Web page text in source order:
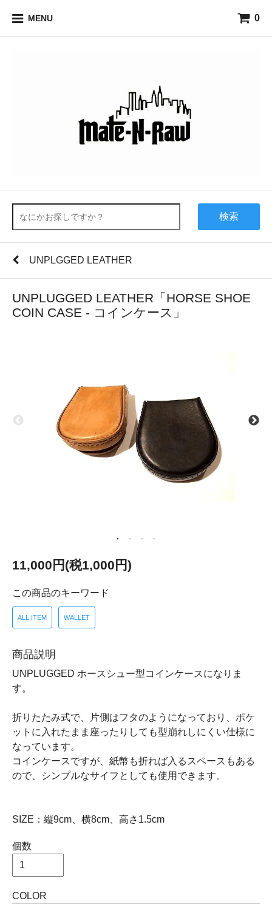
MENU 0
検索
UNPLGGED LEATHER
UNPLUGGED LEATHER「HORSE SHOE
COIN CASE - コインケース」
11,000円(税1,000円)
この商品のキーワード
ALL ITEM WALLET
商品説明
UNPLUGGED ホースシュー型コインケースになりま
す。
折りたたみ式で、片側はフタのようになっており、ポケ
ットに入れたまま座ったりしても型崩れしにくい仕様に
なっています。
コインケースですが、紙幣も折れば入るスペースもある
ので、シンプルなサイフとしても使用できます。
SIZE：縦9cm、横8cm、高さ1.5cm
個数
COLOR